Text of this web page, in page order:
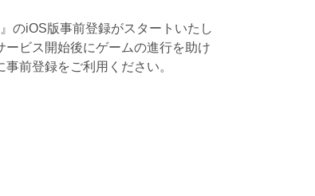
のiOS版事前登録がスタートいたし
ービス開始後にゲームの進行を助け
前登録をご利用ください。